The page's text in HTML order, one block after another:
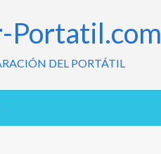
Portatil.com
DEL PORTÁTIL